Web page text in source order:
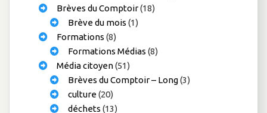
Brèves du Comptoir(18)
Brève du mois (1)
Formations (8)
Formations Médias (8)
Média citoyen(51)
Brèves du Comptoir – Long(3)
culture(20)
déchets (13)